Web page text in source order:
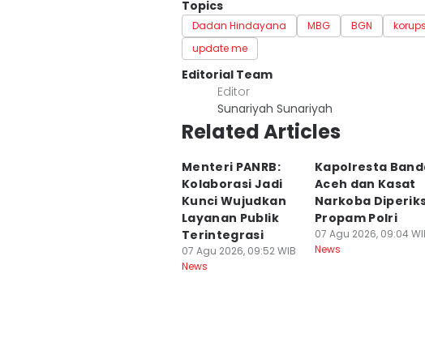
Topics
Dadan Hindayana MBG BGN
update me
Editorial Team
Editor
Sunariyah Sunariyah
Related Articles
Menteri PANRB:
Kolaborasi Jadi
Kunci Wujudkan
Layanan Publik
Terintegrasi
07 Agu 2026, 09:52 WIB
News
Kapolresta
Aceh dan Kasat
Narkoba
Propam Polri
07 Agu 2026, 09:04
News